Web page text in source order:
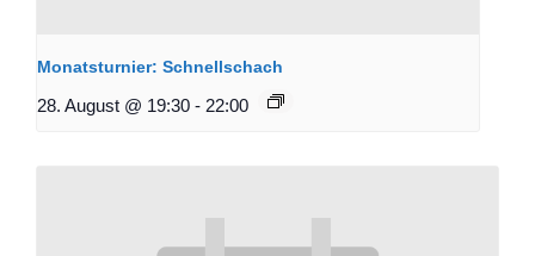
Monatsturnier: Schnellschach
28. August @ 19:30 - 22:00